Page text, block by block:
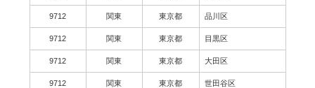
9712 関東 東京都 品川区
9712 関東 東京都 目黒区
9712 関東 東京都 大田区
9712 関東 東京都 世田谷区